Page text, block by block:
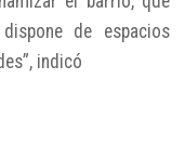
de espacios
indicó